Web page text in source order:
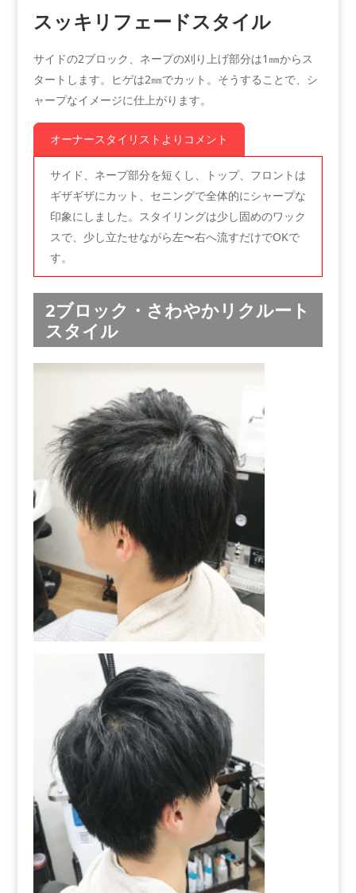
スッキリフェードスタイル
サイドの2ブロック、ネープの刈り上げ部分は1㎜からス
タートします。ヒゲは2㎜でカット。そうすることで、シ
ャープなイメージに仕上がります。
オーナースタイリストよりコメント
サイド、ネープ部分を短くし、トップ、フロントは
ギザギザにカット、セニングで全体的にシャープな
印象にしました。スタイリングは少し固めのワック
スで、少し立たせながら左〜右へ流すだけでOKで
す。
2ブロック・さわやかリクルート
スタイル